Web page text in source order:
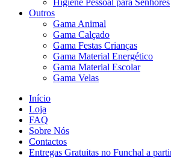
Higiene Pessoal para Senhores
Outros
Gama Animal
Gama Calçado
Gama Festas Crianças
Gama Material Energético
Gama Material Escolar
Gama Velas
Início
Loja
FAQ
Sobre Nós
Contactos
Entregas Gratuitas no Funchal a